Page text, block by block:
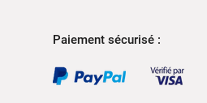
Paiement sécurisé :